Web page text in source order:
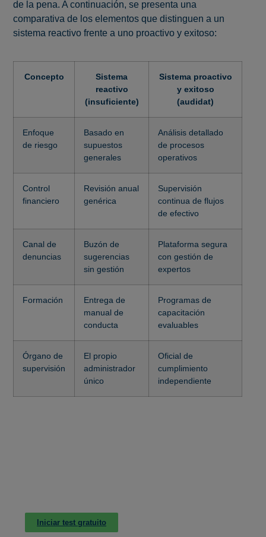
de la pena. A continuación, se presenta una
comparativa de los elementos que distinguen a un
sistema reactivo frente a uno proactivo y exitoso:
Concepto
Sistema
reactivo
(insuficiente)
Sistema proactivo
y exitoso
(audidat)
Enfoque
de riesgo
Basado en
supuestos
generales
Análisis detallado
de procesos
operativos
Control
financiero
Revisión anual
genérica
Supervisión
continua de flujos
de efectivo
Canal de
denuncias
Buzón de
sugerencias
sin gestión
Plataforma segura
con gestión de
expertos
Formación
Entrega de
manual de
conducta
Programas de
capacitación
evaluables
Órgano de
supervisión
El propio
administrador
único
Oficial de
cumplimiento
independiente
Iniciar test gratuito